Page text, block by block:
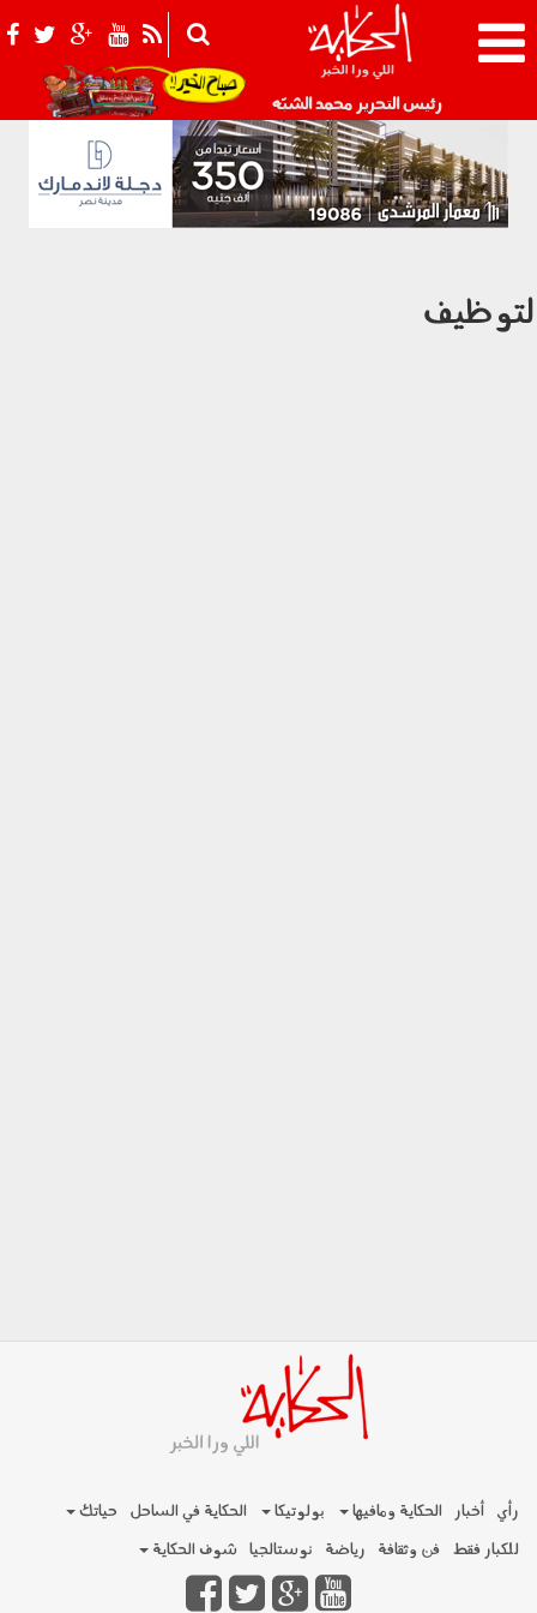
رئيس التحرير محمد الشبّه 021_2.png
رأي أخبار الحكاية ومافيها بولوتيكا الحكاية في الساحل
حياتك
للكبار فقط فن وثقافة رياضة نوستالجيا شوف الحكاية